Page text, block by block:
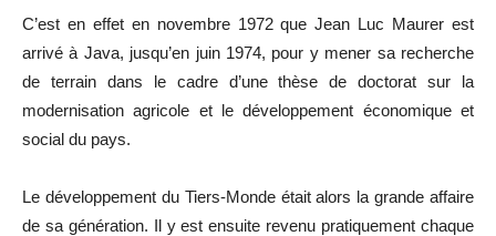
C’est en effet en novembre 1972 que Jean Luc Maurer est
arrivé à Java, jusqu’en juin 1974, pour y mener sa recherche
de terrain dans le cadre d’une thèse de doctorat sur la
modernisation agricole et le développement économique et
social du pays.
Le développement du Tiers-Monde était alors la grande affaire
de sa génération. Il y est ensuite revenu pratiquement chaque